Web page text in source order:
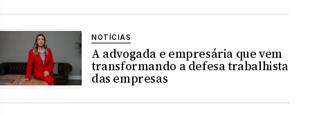
NOTÍCIAS
A advogada e empresária que vem
transformando a defesa trabalhista
das empresas